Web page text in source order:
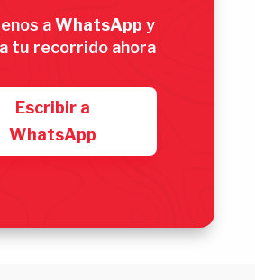
aWhatsApp y
tu recorrido ahora
Escribir a
WhatsApp